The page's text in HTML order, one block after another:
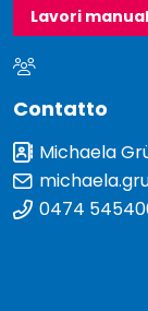
Lavori
Contatto
Michaela
0474